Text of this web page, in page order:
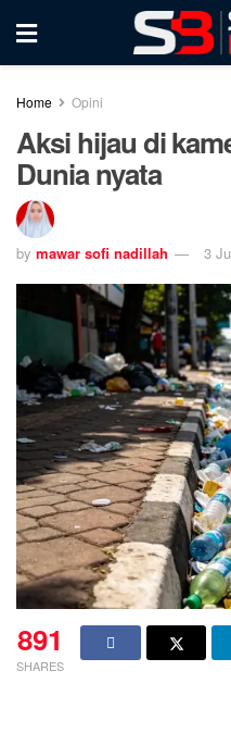
Home Opini
Aksi hijau di
Dunia nyata
by mawar sofi nadillah 3
891
SHARES